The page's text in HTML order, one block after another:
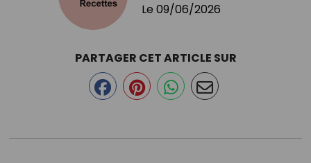
Le 09/06/2026
PARTAGER CET ARTICLE SUR